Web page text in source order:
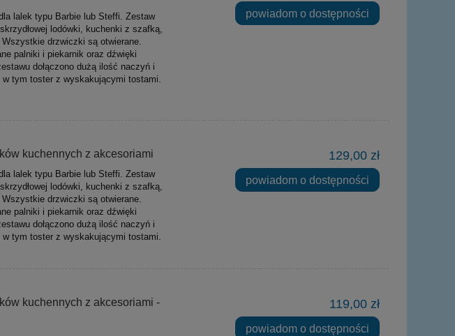
lalek typu Barbie lub Steffi. Zestaw
lodówki, kuchenki z szafką,
drzwiczki są otwierane.
palniki i piekarnik oraz dźwięki
dołączono dużą ilość naczyń i
tym toster z wyskakującymi tostami.
powiadom o dostępności
kuchennych z akcesoriami
lalek typu Barbie lub Steffi. Zestaw
lodówki, kuchenki z szafką,
drzwiczki są otwierane.
palniki i piekarnik oraz dźwięki
dołączono dużą ilość naczyń i
tym toster z wyskakującymi tostami.
129,00 zł
powiadom o dostępności
kuchennych z akcesoriami -
119,00 zł
powiadom o dostępności